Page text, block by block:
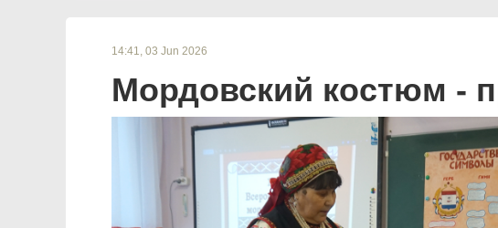
14:41, 03 Jun 2026
Мордовский костюм -